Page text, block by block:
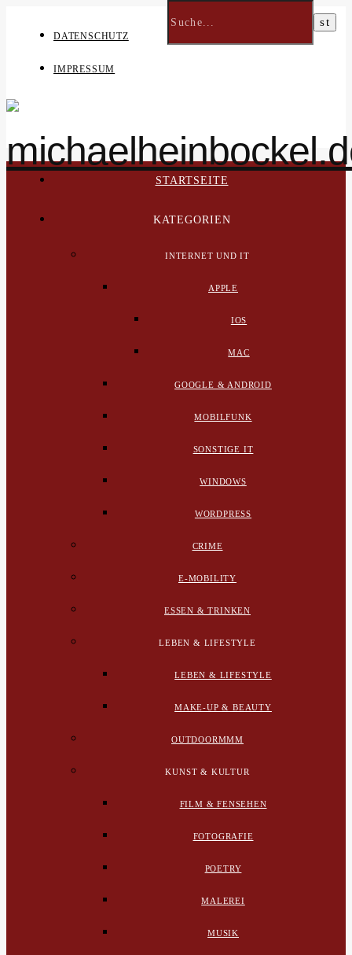
DATENSCHUTZ
IMPRESSUM
STARTSEITE
KATEGORIEN
INTERNET UND IT
APPLE
IOS
MAC
GOOGLE & ANDROID
MOBILFUNK
SONSTIGE IT
WINDOWS
WORDPRESS
CRIME
E-MOBILITY
ESSEN & TRINKEN
LEBEN & LIFESTYLE
LEBEN & LIFESTYLE
MAKE-UP & BEAUTY
OUTDOORMMM
KUNST & KULTUR
FILM & FENSEHEN
FOTOGRAFIE
POETRY
MALEREI
MUSIK